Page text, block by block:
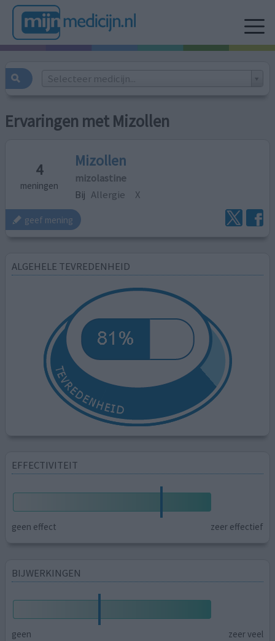
Selecteer medicijn...
Ervaringen met Mizollen
4
meningen
Mizollen
mizolastine
Bij Allergie X
geef mening
ALGEHELE TEVREDENHEID
EFFECTIVITEIT
geen effect zeer effectief
BIJWERKINGEN
geen zeer veel